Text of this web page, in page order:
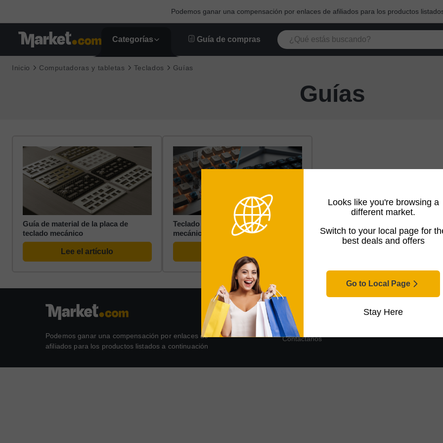
Looks like you're browsing a
different market.
Switch to your local page for
best deals and offers
Go to Local Page
Stay Here
Podemos ganar una compensación por enlaces de afiliados para los productos
Categorías Guía de compras
Inicio Computadoras y tabletas Teclados Guías
Guías
Guía de material de la placa de
teclado mecánico
Lee el artículo
Teclado de membrana vs. teclado
mecánico
Podemos ganar una compensación por enlaces de
afiliados para los productos listados a continuación
Información
Términos y condiciones
Política de Privacidad
Contáctanos